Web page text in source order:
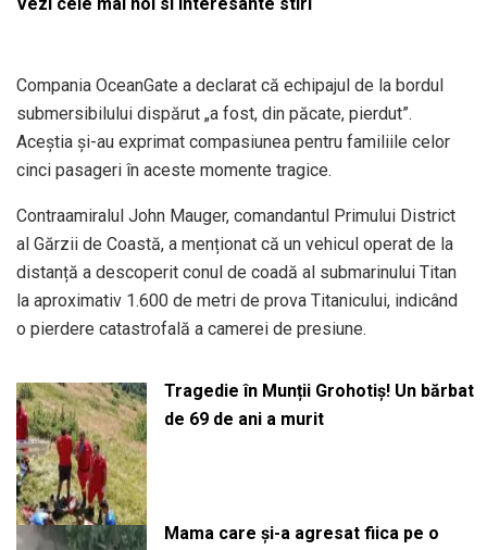
Vezi cele mai noi si interesante stiri
Compania OceanGate a declarat că echipajul de la bordul
submersibilului dispărut „a fost, din păcate, pierdut”.
Aceștia și-au exprimat compasiunea pentru familiile celor
cinci pasageri în aceste momente tragice.
Contraamiralul John Mauger, comandantul Primului District
al Gărzii de Coastă, a menționat că un vehicul operat de la
distanță a descoperit conul de coadă al submarinului Titan
la aproximativ 1.600 de metri de prova Titanicului, indicând
o pierdere catastrofală a camerei de presiune.
Tragedie în Munții Grohotiș! Un bărbat
de 69 de ani a murit
Mama care și-a agresat fiica pe o